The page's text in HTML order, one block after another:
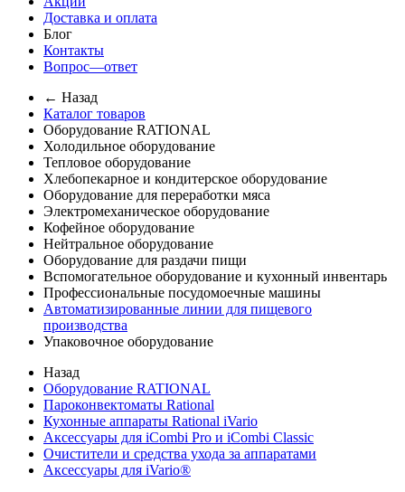
Доставка и оплата
Блог
Контакты
Вопрос—ответ
← Назад
Каталог товаров
Оборудование RATIONAL
Холодильное оборудование
Тепловое оборудование
Хлебопекарное и кондитерское оборудование
Оборудование для переработки мяса
Электромеханическое оборудование
Кофейное оборудование
Нейтральное оборудование
Оборудование для раздачи пищи
Вспомогательное оборудование и кухонный инвентарь
Профессиональные посудомоечные машины
Автоматизированные линии для пищевого
производства
Упаковочное оборудование
Назад
Оборудование RATIONAL
Пароконвектоматы Rational
Кухонные аппараты Rational iVario
Аксессуары для iCombi Pro и iCombi Classic
Очистители и средства ухода за аппаратами
Аксессуары для iVario®